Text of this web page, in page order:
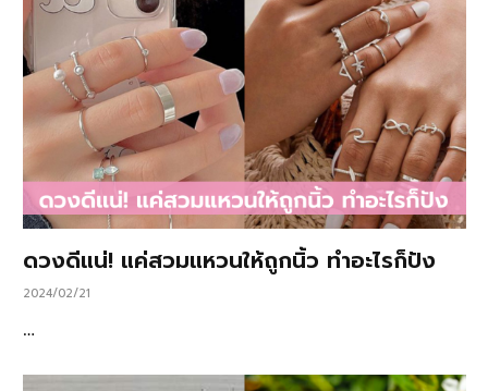
ดวงดีแน่! แค่สวมแหวนให้ถูกนิ้ว ทำอะไรก็ปัง
2024/02/21
…